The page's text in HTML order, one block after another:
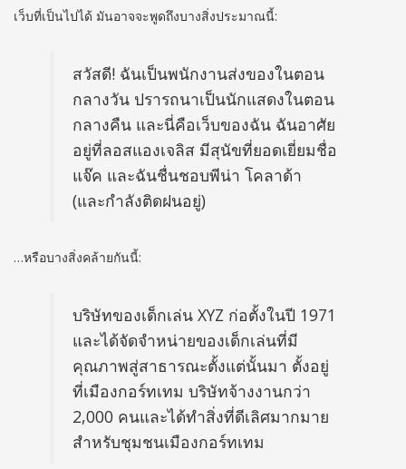
เว็บที่เป็นไปได้ มันอาจจะพูดถึงบางสิ่งประมาณนี้:
สวัสดี! ฉันเป็นพนักงานส่งของในตอน
กลางวัน ปรารถนาเป็นนักแสดงในตอน
กลางคืน และนี่คือเว็บของฉัน ฉันอาศัย
อยู่ที่ลอสแองเจลิส มีสุนัขที่ยอดเยี่ยมชื่อ
แจ๊ค และฉันชื่นชอบพีน่า โคลาด้า
(และกำลังติดฝนอยู่)
…หรือบางสิ่งคล้ายกันนี้:
บริษัทของเด็กเล่น XYZ ก่อตั้งในปี 1971
และได้จัดจำหน่ายของเด็กเล่นที่มี
คุณภาพสู่สาธารณะตั้งแต่นั้นมา ตั้งอยู่
ที่เมืองกอร์ทเทม บริษัทจ้างงานกว่า
2,000 คนและได้ทำสิ่งที่ดีเลิศมากมาย
สำหรับชุมชนเมืองกอร์ทเทม